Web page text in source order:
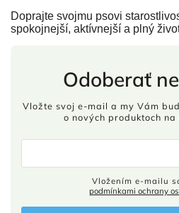
Doprajte svojmu psovi
spokojnejší, aktívnejší a plný
Odoberať
Vložte svoj e-mail a my Vám
o nových produktoch na
podmínkami ochrany